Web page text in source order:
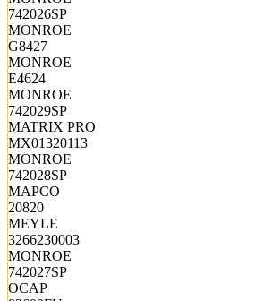
742026SP
MONROE
G8427
MONROE
E4624
MONROE
742029SP
MATRIX PRO
MX01320113
MONROE
742028SP
MAPCO
20820
MEYLE
3266230003
MONROE
742027SP
OCAP